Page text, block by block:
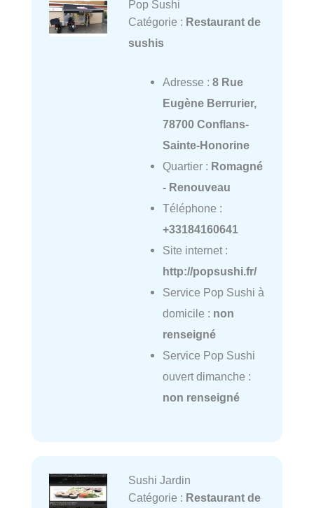
Pop Sushi
Catégorie : Restaurant de
sushis
Adresse : 8 Rue
Eugène Berrurier,
78700 Conflans-
Sainte-Honorine
Quartier : Romagné
- Renouveau
Téléphone :
+33184160641
Site internet :
http://popsushi.fr/
Service Pop Sushi à
domicile : non
renseigné
Service Pop Sushi
ouvert dimanche :
non renseigné
Sushi Jardin
Catégorie : Restaurant de